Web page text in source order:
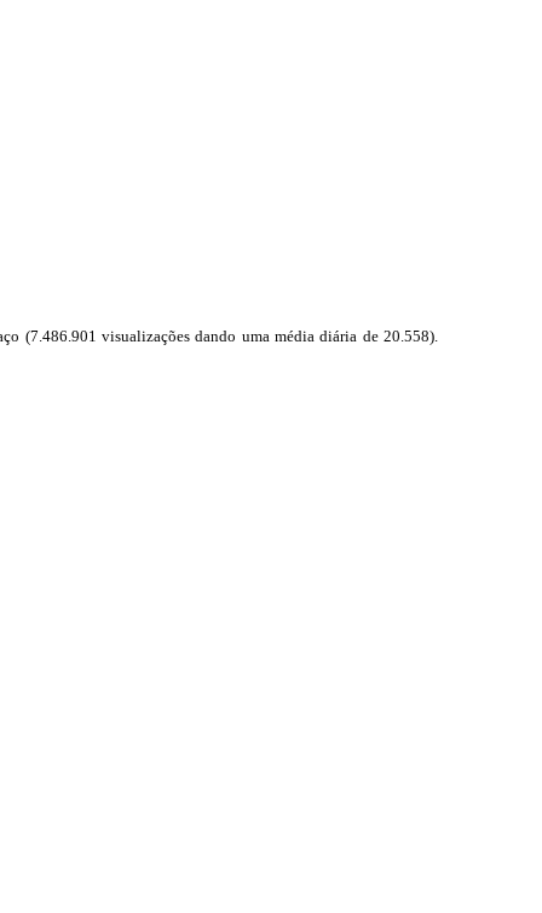
(7.486.901 visualizações dando uma média diária de 20.558).